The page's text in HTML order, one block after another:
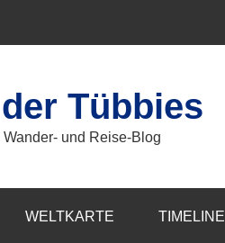
Tübbies
Wander- und Reise-Blog
WELTKARTE TIMELINE